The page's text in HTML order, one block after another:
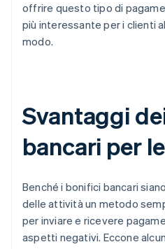
offrire questo tipo di
più interessante per i clienti
modo.
Svantaggi
bancari per
Benché i bonifici bancari
delle attività un metodo
per inviare e ricevere
aspetti negativi. Eccone